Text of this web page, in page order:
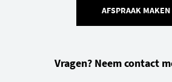
AFSPRAAK MAKEN
Vragen? Neem contact